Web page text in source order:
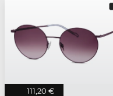
111,20 €